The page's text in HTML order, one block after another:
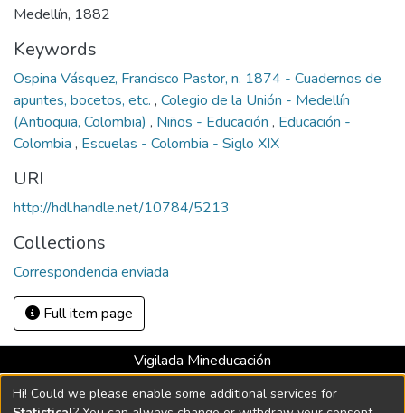
Medellín, 1882
Keywords
Ospina Vásquez, Francisco Pastor, n. 1874 - Cuadernos de
apuntes, bocetos, etc. , Colegio de la Unión - Medellín
(Antioquia, Colombia) , Niños - Educación , Educación -
Colombia , Escuelas - Colombia - Siglo XIX
URI
http://hdl.handle.net/10784/5213
Collections
Correspondencia enviada
Full item page
Vigilada Mineducación
Universidad con Acreditación Institucional hasta 2026 -
Resolución MEN 2158 de 2018
Hi! Could we please enable some additional services for